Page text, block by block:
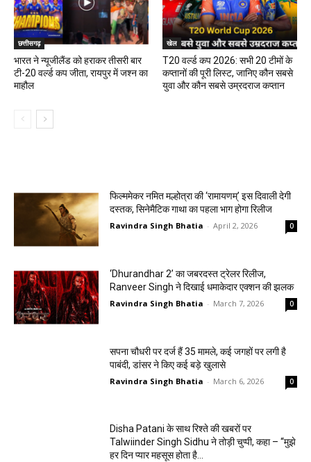
छत्तीसगढ़
भारत ने न्यूजीलैंड को हराकर तीसरी बार
टी-20 वर्ल्ड कप जीता, रायपुर में जश्न का
माहौल
खेल
T20 वर्ल्ड कप 2026: सभी 20 टीमों के
कप्तानों की पूरी लिस्ट, जानिए कौन सबसे
युवा और कौन सबसे उम्रदराज कप्तान
फिल्ममेकर नमित मल्होत्रा की ‘रामायणम्’ इस दिवाली देगी
दस्तक, सिनेमैटिक गाथा का पहला भाग होगा रिलीज
Ravindra Singh Bhatia - April 2, 2026 0
‘Dhurandhar 2’ का जबरदस्त ट्रेलर रिलीज,
Ranveer Singh ने दिखाई धमाकेदार एक्शन की झलक
Ravindra Singh Bhatia - March 7, 2026 0
सपना चौधरी पर दर्ज हैं 35 मामले, कई जगहों पर लगी है
पाबंदी, डांसर ने किए कई बड़े खुलासे
Ravindra Singh Bhatia - March 6, 2026 0
Disha Patani के साथ रिश्ते की खबरों पर
Talwiinder Singh Sidhu ने तोड़ी चुप्पी, कहा – “मुझे
हर दिन प्यार महसूस होता है…